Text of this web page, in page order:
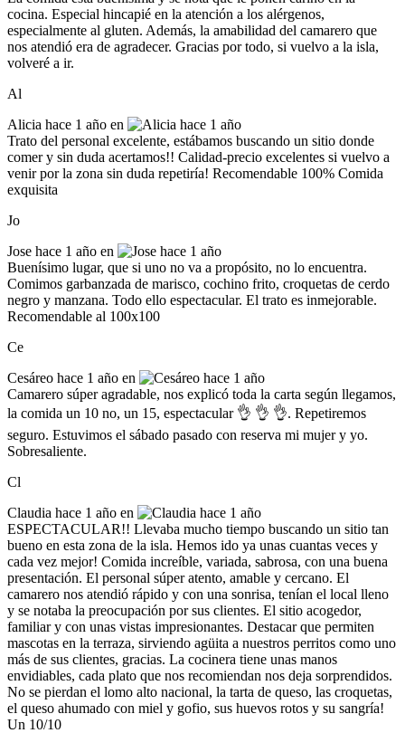
cocina. Especial hincapié en la atención a los alérgenos,
especialmente al gluten. Además, la amabilidad del camarero que
nos atendió era de agradecer. Gracias por todo, si vuelvo a la isla,
volveré a ir.
Al
Alicia hace 1 año en
Trato del personal excelente, estábamos buscando un sitio donde
comer y sin duda acertamos!! Calidad-precio excelentes si vuelvo a
venir por la zona sin duda repetiría! Recomendable 100% Comida
exquisita
Jo
Jose hace 1 año en
Buenísimo lugar, que si uno no va a propósito, no lo encuentra.
Comimos garbanzada de marisco, cochino frito, croquetas de cerdo
negro y manzana. Todo ello espectacular. El trato es inmejorable.
Recomendable al 100x100
Ce
Cesáreo hace 1 año en
Camarero súper agradable, nos explicó toda la carta según llegamos,
la comida un 10 no, un 15, espectacular 👌 👌 👌. Repetiremos
seguro. Estuvimos el sábado pasado con reserva mi mujer y yo.
Sobresaliente.
Cl
Claudia hace 1 año en
ESPECTACULAR!! Llevaba mucho tiempo buscando un sitio tan
bueno en esta zona de la isla. Hemos ido ya unas cuantas veces y
cada vez mejor! Comida increíble, variada, sabrosa, con una buena
presentación. El personal súper atento, amable y cercano. El
camarero nos atendió rápido y con una sonrisa, tenían el local lleno
y se notaba la preocupación por sus clientes. El sitio acogedor,
familiar y con unas vistas impresionantes. Destacar que permiten
mascotas en la terraza, sirviendo agüita a nuestros perritos como uno
más de sus clientes, gracias. La cocinera tiene unas manos
envidiables, cada plato que nos recomiendan nos deja sorprendidos.
No se pierdan el lomo alto nacional, la tarta de queso, las croquetas,
el queso ahumado con miel y gofio, sus huevos rotos y su sangría!
Un 10/10